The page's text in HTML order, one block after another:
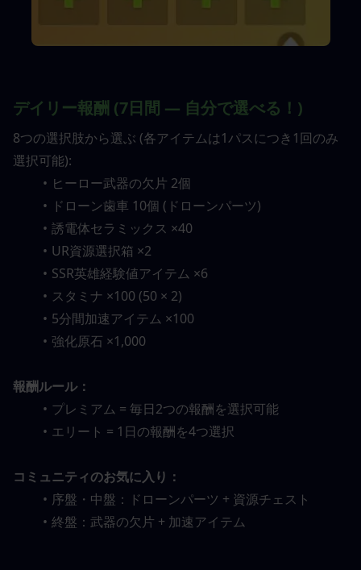
デイリー報酬 (7日間 — 自分で選べる！)
8つの選択肢から選ぶ (各アイテムは1パスにつき1回のみ
選択可能):
ヒーロー武器の欠片 2個
ドローン歯車 10個 (ドローンパーツ)
誘電体セラミックス ×40
UR資源選択箱 ×2
SSR英雄経験値アイテム ×6
スタミナ ×100 (50 × 2)
5分間加速アイテム ×100
強化原石 ×1,000
報酬ルール：
プレミアム = 毎日2つの報酬を選択可能
エリート = 1日の報酬を4つ選択
コミュニティのお気に入り：
序盤・中盤：ドローンパーツ + 資源チェスト
終盤：武器の欠片 + 加速アイテム